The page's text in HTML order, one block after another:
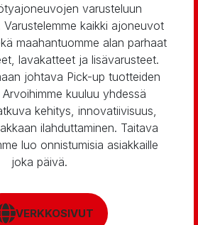
varusteluun
kaikki ajoneuvot
maahantuomme alan parhaat
lavakatteet ja lisävarusteet.
johtava Pick-up tuotteiden
kuuluu yhdessä
kehitys, innovatiivisuus,
ilahduttaminen. Taitava
luo onnistumisia asiakkaille
joka päivä.
VERKKOSIVUT